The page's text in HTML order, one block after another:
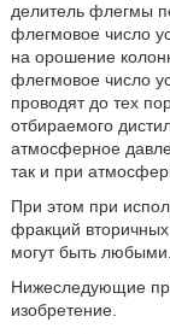
делитель флегмы
флегмовое число
на орошение
флегмовое число
проводят до тех
отбираемого
атмосферное
так и при
При этом при
фракций
могут быть любыми.
Нижеследующие
изобретение.